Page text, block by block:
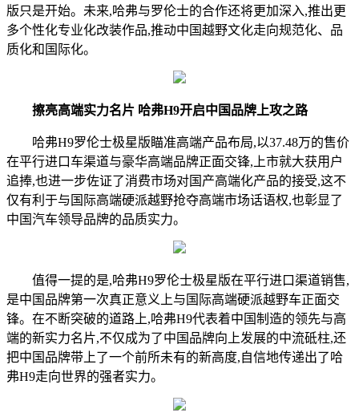
版只是开始。未来,哈弗与罗伦士的合作还将更加深入,推出更
多个性化专业化改装作品,推动中国越野文化走向规范化、品
质化和国际化。
擦亮高端实力名片 哈弗H9开启中国品牌上攻之路
哈弗H9罗伦士极星版瞄准高端产品布局,以37.48万的售价
在平行进口车渠道与豪华高端品牌正面交锋,上市就大获用户
追捧,也进一步佐证了消费市场对国产高端化产品的接受,这不
仅有利于与国际高端硬派越野抢夺高端市场话语权,也彰显了
中国汽车领导品牌的品质实力。
值得一提的是,哈弗H9罗伦士极星版在平行进口渠道销售,
是中国品牌第一次真正意义上与国际高端硬派越野车正面交
锋。在不断突破的道路上,哈弗H9代表着中国制造的领先与高
端的新实力名片,不仅成为了中国品牌向上发展的中流砥柱,还
把中国品牌带上了一个前所未有的新高度,自信地传递出了哈
弗H9走向世界的强者实力。